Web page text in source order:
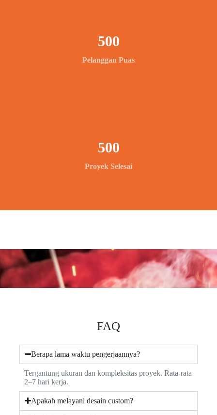
Pelanggan Puas
500
Proyek Selesai
500
FAQ
Berapa lama waktu pengerjaannya?
Tergantung ukuran dan kompleksitas proyek. Rata-rata
2–7 hari kerja.
Apakah melayani desain custom?